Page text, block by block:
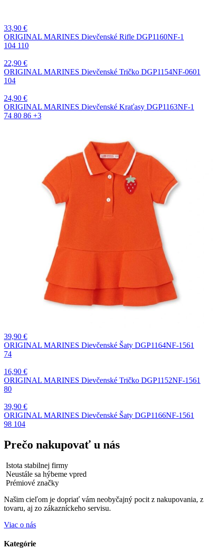
33,90 €
ORIGINAL MARINES Dievčenské Rifle DGP1160NF-1
104 110
22,90 €
ORIGINAL MARINES Dievčenské Tričko DGP1154NF-0601
104
24,90 €
ORIGINAL MARINES Dievčenské Kraťasy DGP1163NF-1
74 80 86 +3
39,90 €
ORIGINAL MARINES Dievčenské Šaty DGP1164NF-1561
74
16,90 €
ORIGINAL MARINES Dievčenské Tričko DGP1152NF-1561
80
39,90 €
ORIGINAL MARINES Dievčenské Šaty DGP1166NF-1561
98 104
Prečo nakupovať u nás
Istota stabilnej firmy
Neustále sa hýbeme vpred
Prémiové značky
Našim cieľom je dopriať vám neobyčajný pocit z nakupovania, z
tovaru, aj zo zákazníckeho servisu.
Viac o nás
Kategórie